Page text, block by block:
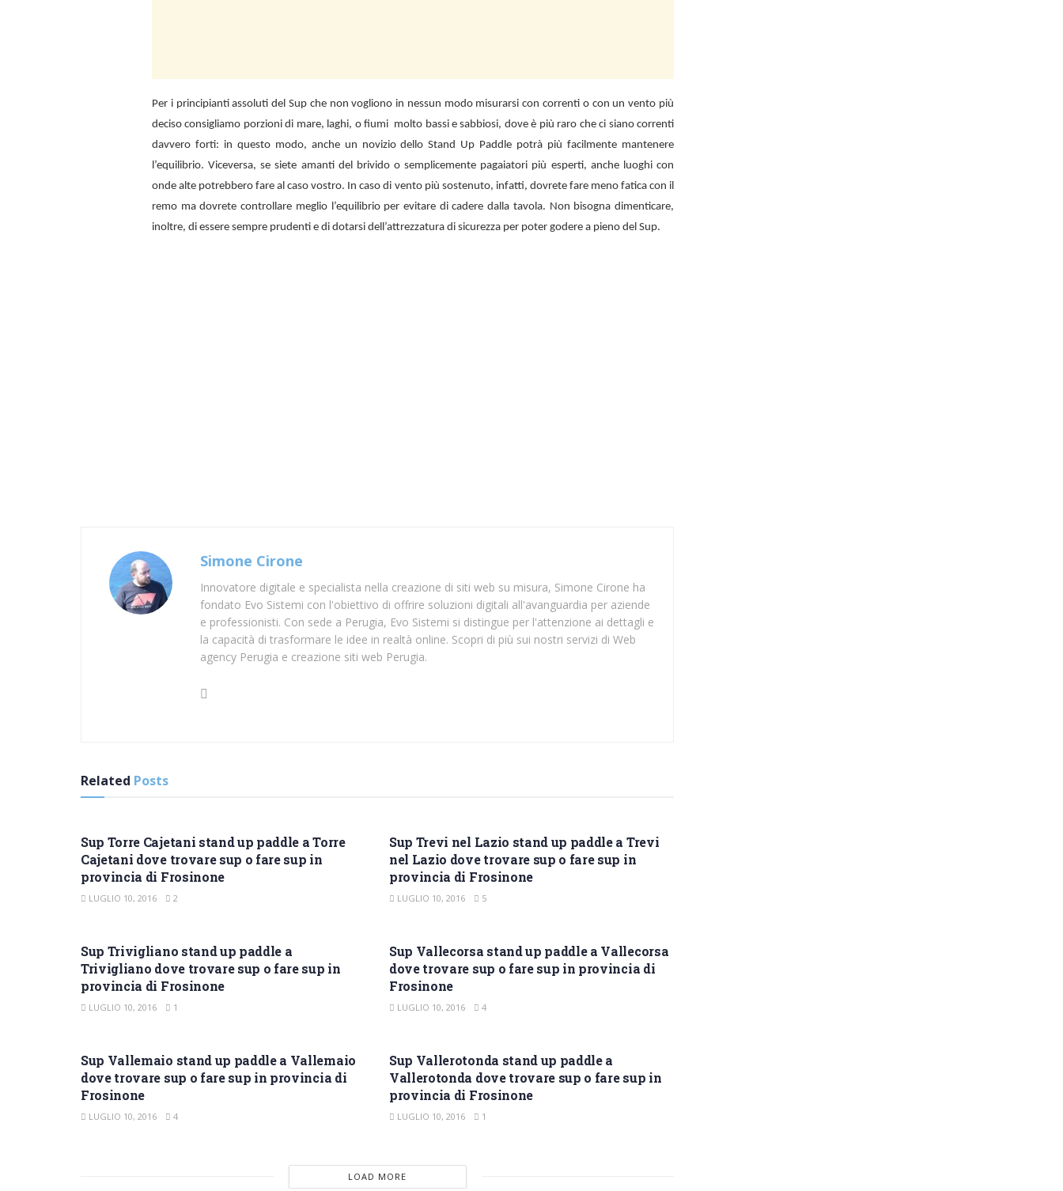
Per i principianti assoluti del Sup che non vogliono in nessun modo misurarsi con correnti o con un vento più
deciso consigliamo porzioni di mare, laghi, o fiumi molto bassi e sabbiosi, dove è più raro che ci siano correnti
davvero forti: in questo modo, anche un novizio delloStand Up Paddle potrà più facilmente mantenere
l’equilibrio. Viceversa, se siete amanti del brivido o semplicemente pagaiatori più esperti, anche luoghi con
onde alte potrebbero fare al caso vostro. In caso di vento più sostenuto, infatti, dovrete fare meno fatica con il
remo ma dovrete controllare meglio l’equilibrio per evitare di cadere dalla tavola. Non bisogna dimenticare,
inoltre, di essere sempre prudenti e di dotarsi dell’attrezzatura di sicurezza per poter godere a pieno del Sup.
Simone Cirone
Innovatore digitale e specialista nella creazione di siti web su misura, Simone Cirone ha
fondato Evo Sistemi con l'obiettivo di offrire soluzioni digitali all'avanguardia per aziende
e professionisti. Con sede a Perugia, Evo Sistemi si distingue per l'attenzione ai dettagli e
la capacità di trasformare le idee in realtà online. Scopri di più sui nostri servizi di Web
agency Perugia e creazione siti web Perugia.
Related Posts
Sup Torre Cajetani stand up paddle a Torre
Cajetani dove trovare sup o fare sup in
provincia di Frosinone
LUGLIO 10, 2016 2
Sup Trevi nel Lazio stand up paddle a Trevi
nel Lazio dove trovare sup o fare sup in
provincia di Frosinone
LUGLIO 10, 2016 5
Sup Trivigliano stand up paddle a
Trivigliano dove trovare sup o fare sup in
provincia di Frosinone
LUGLIO 10, 2016 1
Sup Vallecorsa stand up paddle a Vallecorsa
dove trovare sup o fare sup in provincia di
Frosinone
LUGLIO 10, 2016 4
Sup Vallemaio stand up paddle a Vallemaio
dove trovare sup o fare sup in provincia di
Frosinone
LUGLIO 10, 2016 4
Sup Vallerotonda stand up paddle a
Vallerotonda dove trovare sup o fare sup in
provincia di Frosinone
LUGLIO 10, 2016 1
LOAD MORE